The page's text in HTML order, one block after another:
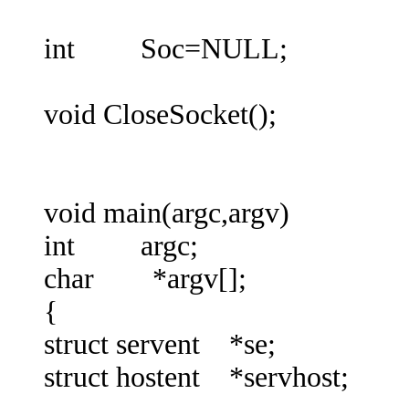
int Soc=NULL;
void CloseSocket();
void main(argc,argv)
int argc;
char *argv[];
{
struct servent *se;
struct hostent *servhost;